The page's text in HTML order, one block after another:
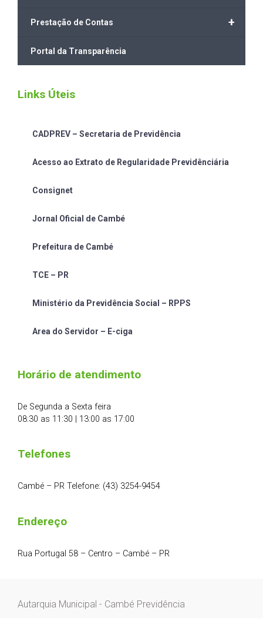
+
Prestação de Contas
Portal da Transparência
Links Úteis
CADPREV – Secretaria de Previdência
Acesso ao Extrato de Regularidade Previdênciária
Consignet
Jornal Oficial de Cambé
Prefeitura de Cambé
TCE – PR
Ministério da Previdência Social – RPPS
Area do Servidor – E-ciga
Horário de atendimento
De Segunda a Sexta feira
08:30 as 11:30 | 13:00 as 17:00
Telefones
Cambé – PR Telefone: (43) 3254-9454
Endereço
Rua Portugal 58 – Centro – Cambé – PR
Autarquia Municipal - Cambé Previdência